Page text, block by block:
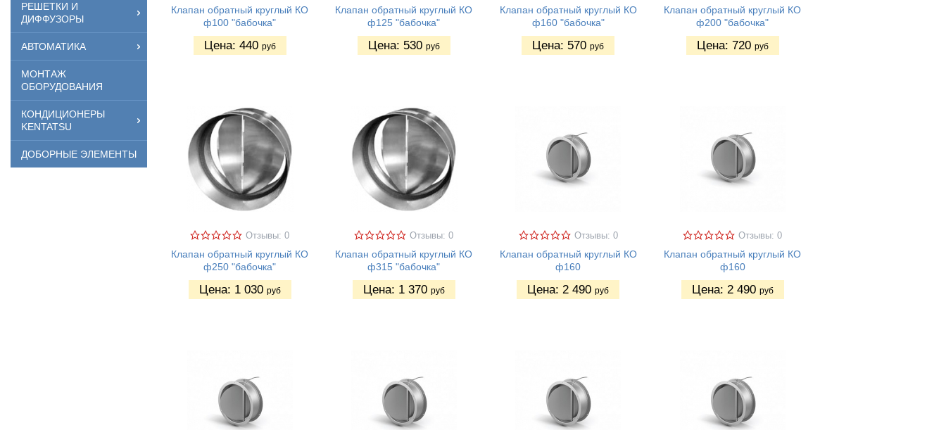
РЕШЕТКИ И
ДИФФУЗОРЫ
АВТОМАТИКА
МОНТАЖ
ОБОРУДОВАНИЯ
КОНДИЦИОНЕРЫ
KENTATSU
ДОБОРНЫЕ ЭЛЕМЕНТЫ
Клапан обратный круглый КО
ф100 "бабочка"
Цена: 440 руб
Клапан обратный круглый КО
ф125 "бабочка"
Цена: 530 руб
Клапан обратный круглый КО
ф160 "бабочка"
Цена: 570 руб
Клапан обратный круглый КО
ф200 "бабочка"
Цена: 720 руб
Отзывы: 0
Клапан обратный круглый КО
ф250 "бабочка"
Цена: 1 030 руб
Отзывы: 0
Клапан обратный круглый КО
ф315 "бабочка"
Цена: 1 370 руб
Отзывы: 0
Клапан обратный круглый КО
ф160
Цена:2 490 руб
Отзывы: 0
Клапан обратный круглый КО
ф160
Цена: 2 490 руб